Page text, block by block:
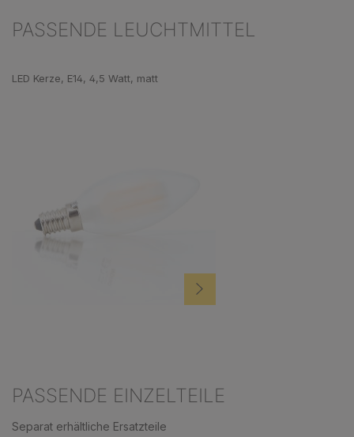
PASSENDE LEUCHTMITTEL
LED Kerze, E14, 4,5 Watt, matt
PASSENDE EINZELTEILE
Separat erhältliche Ersatzteile